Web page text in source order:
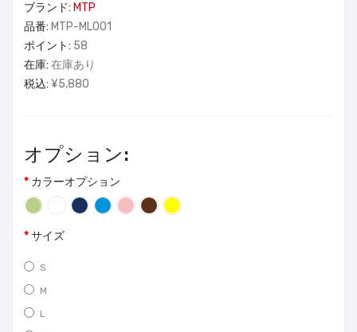
ブランド: MTP
品番: MTP-ML001
ポイント: 58
在庫: 在庫あり
税込: ¥5,880
オプション:
カラーオプション
サイズ
S
M
L